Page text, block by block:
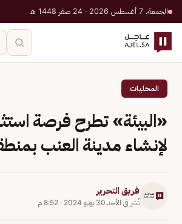
الجمعة، 7 أغسطس 2026 · 24 صفر 1448 هـ
المحليات
«البيئة» تطرح فرصة
لإنشاء مدينة العنب
فريق التحرير
نُشر في الأحد 30 يونيو 2024 · 8:52 م